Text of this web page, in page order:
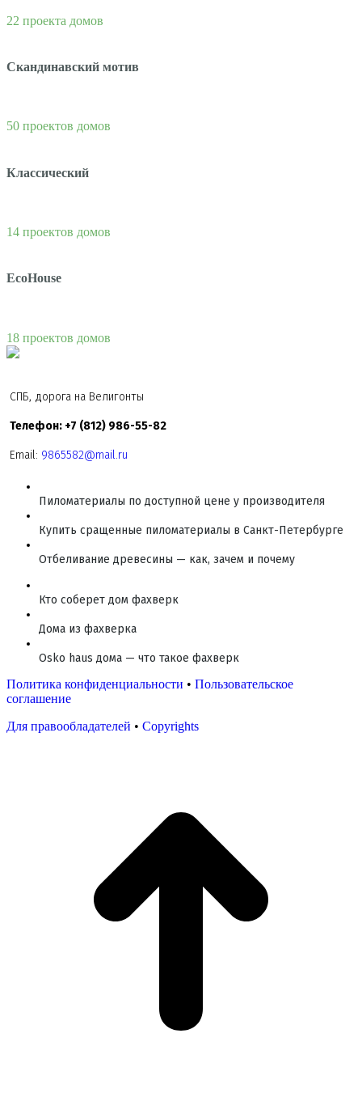
22 проекта домов
Скандинавский мотив
50 проектов домов
Классический
14 проектов домов
EcoHouse
18 проектов домов
СПБ, дорога на Велигонты
Телефон: +7 (812) 986-55-82
Email: 9865582@mail.ru
Пиломатериалы по доступной цене у производителя
Купить сращенные пиломатериалы в Санкт-Петербурге
Отбеливание древесины — как, зачем и почему
Кто соберет дом фахверк
Дома из фахверка
Osko haus дома — что такое фахверк
Политика конфиденциальности • Пользовательское
соглашение
Для правообладателей • Copyrights